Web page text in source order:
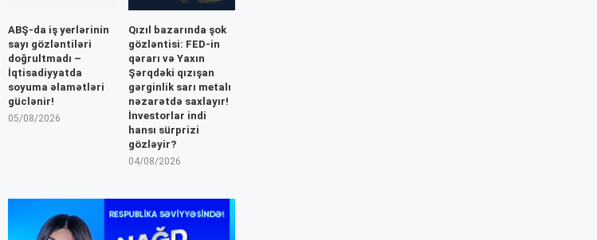
ABŞ-da iş yerlərinin
sayı gözləntiləri
doğrultmadı –
İqtisadiyyatda
soyuma əlamətləri
güclənir!
05/08/2026
Qızıl bazarında şok
gözləntisi: FED-in
qərarı və Yaxın
Şərqdəki qızışan
gərginlik sarı metalı
nəzarətdə saxlayır!
İnvestorlar indi
hansı sürprizi
gözləyir?
04/08/2026